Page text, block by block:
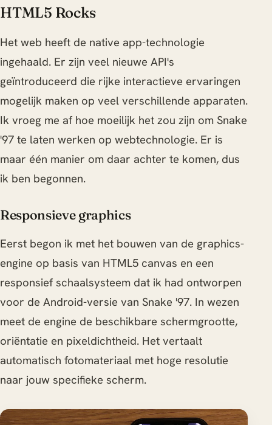
HTML5 Rocks
Het web heeft de native app-technologie
ingehaald. Er zijn veel nieuwe API's
geïntroduceerd die rijke interactieve ervaringen
mogelijk maken op veel verschillende apparaten.
Ik vroeg me af hoe moeilijk het zou zijn om Snake
'97 te laten werken op webtechnologie. Er is
maar één manier om daar achter te komen, dus
ik ben begonnen.
Responsieve graphics
Eerst begon ik met het bouwen van de graphics-
engine op basis van HTML5 canvas en een
responsief schaalsysteem dat ik had ontworpen
voor de Android-versie van Snake '97. In wezen
meet de engine de beschikbare schermgrootte,
oriëntatie en pixeldichtheid. Het vertaalt
automatisch fotomateriaal met hoge resolutie
naar jouw specifieke scherm.